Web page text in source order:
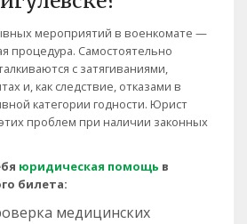
мероприятий в военкомате —
процедура. Самостоятельно
с затягиваниями,
и, как следствие, отказами в
категории годности. Юрист
проблем при наличии законных
юридическая помощь в
билета:
медицинских